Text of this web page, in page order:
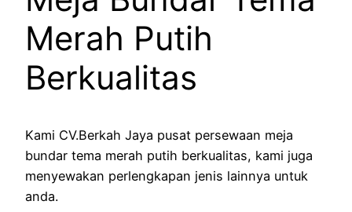
Merah Putih
Berkualitas
Kami CV.Berkah Jaya pusat persewaan meja
bundar tema merah putih berkualitas, kami juga
menyewakan perlengkapan jenis lainnya untuk
anda.